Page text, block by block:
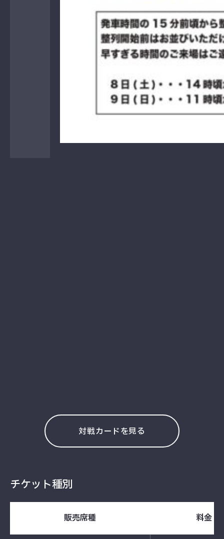
対戦カードを見る
チケット種別
販売席種 料金